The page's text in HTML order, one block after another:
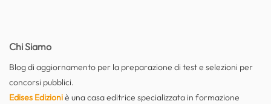
Chi Siamo
Blog di aggiornamento per la preparazione di test e selezioni per
concorsi pubblici.
Edises Edizioniè una casa editrice specializzata in formazione